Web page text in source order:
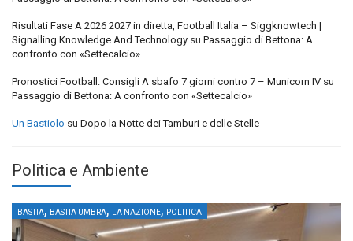
Risultati Fase A 2026 2027 in diretta, Football Italia – Siggknowtech |
Signalling Knowledge And Technology su Passaggio di Bettona: A
confronto con «Settecalcio»
Pronostici Football: Consigli A sbafo 7 giorni contro 7 – Municorn IV su
Passaggio di Bettona: A confronto con «Settecalcio»
Un Bastiolo su Dopo la Notte dei Tamburi e delle Stelle
Politica e Ambiente
BASTIA, BASTIA UMBRA, LA NAZIONE, POLITICA